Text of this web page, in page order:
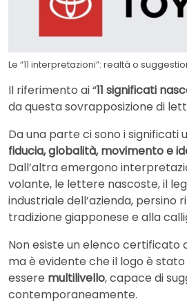
Le “11 interpretazioni”: realtà o
Il riferimento ai “11 significati
da questa sovrapposizione di
Da una parte ci sono i significati
fiducia, globalità, movimento e
Dall’altra emergono
volante, le lettere nascoste, il
industriale dell’azienda, persino
tradizione giapponese e alla
Non esiste un elenco certificato
ma è evidente che il logo è
essere multilivello, capace di
contemporaneamente.